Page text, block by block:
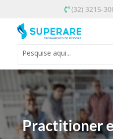
(32) 3215-
Practitioner